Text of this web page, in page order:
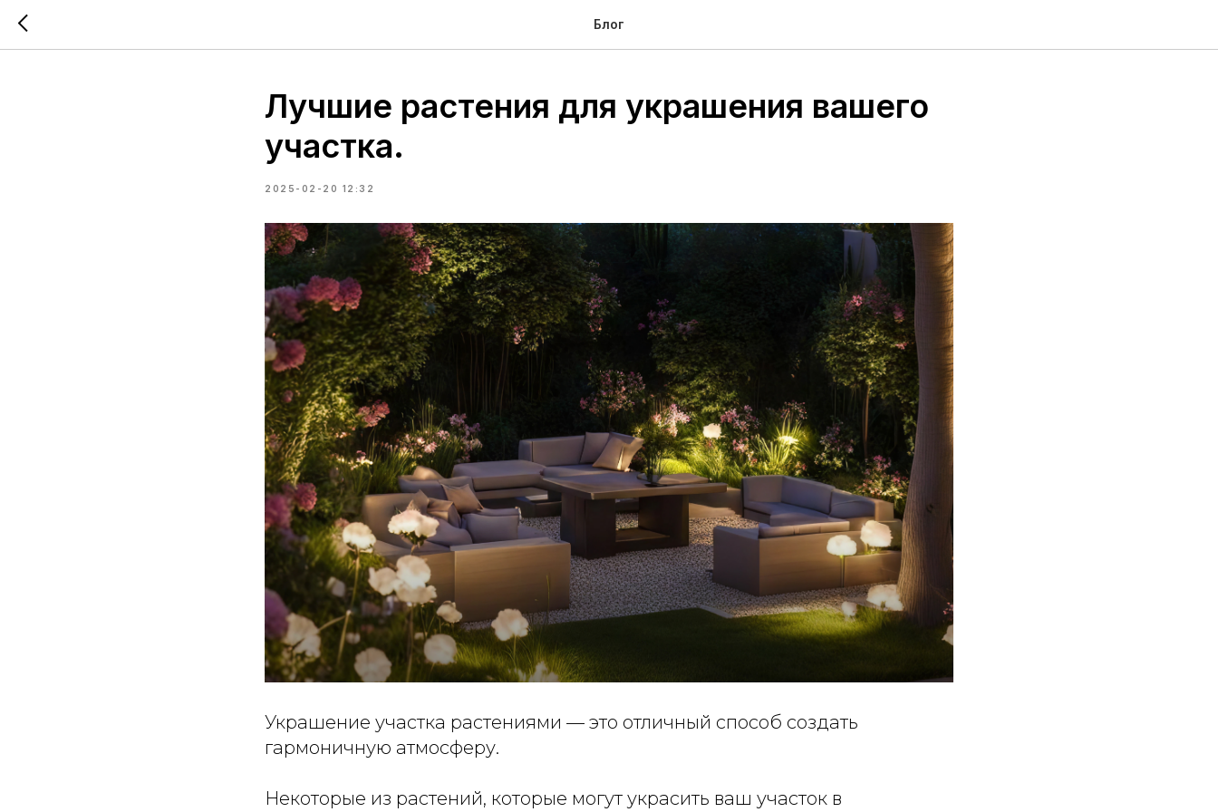
Блог
Лучшие растения для украшения вашего
участка.
2025-02-20 12:32
Украшение участка растениями — это отличный способ создать
гармоничную атмосферу.
Некоторые из растений, которые могут украсить ваш участок в